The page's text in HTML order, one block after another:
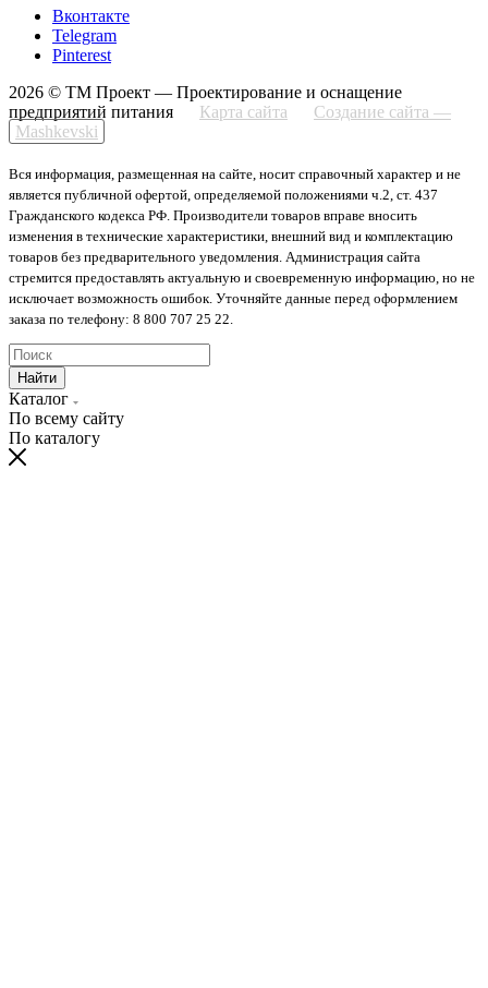
Вконтакте
Telegram
Pinterest
2026 © ТМ Проект — Проектирование и оснащение
предприятий питания
Карта сайта
Создание сайта —
Mashkevski
Вся информация, размещенная на сайте, носит справочный характер и не
является публичной офертой, определяемой положениями ч.2, ст. 437
Гражданского кодекса РФ. Производители товаров вправе вносить
изменения в технические характеристики, внешний вид и комплектацию
товаров без предварительного уведомления. Администрация сайта
стремится предоставлять актуальную и своевременную информацию, но не
исключает возможность ошибок. Уточняйте данные перед оформлением
заказа по телефону: 8 800 707 25 22.
Найти
Каталог
По всему сайту
По каталогу